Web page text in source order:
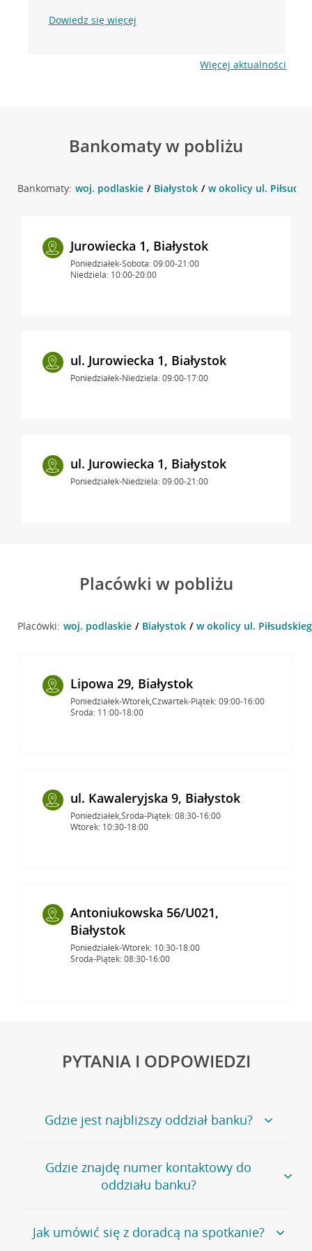
Dowiedz się więcej
Więcej aktualności
Bankomaty w pobliżu
Bankomaty: woj. podlaskie Białystok w okolicy ul.
Jurowiecka 1, Białystok
Poniedziałek-Sobota: 09:00-21:00
Niedziela: 10:00-20:00
ul. Jurowiecka 1, Białystok
Poniedziałek-Niedziela: 09:00-17:00
ul. Jurowiecka 1, Białystok
Poniedziałek-Niedziela: 09:00-21:00
Placówki w pobliżu
Placówki: woj. podlaskie Białystok w okolicy ul.
Lipowa 29, Białystok
Poniedziałek-Wtorek,Czwartek-Piątek: 09:00-16:00
Środa: 11:00-18:00
ul. Kawaleryjska 9, Białystok
Poniedziałek,Środa-Piątek: 08:30-16:00
Wtorek: 10:30-18:00
Antoniukowska 56/U021,
Białystok
Poniedziałek-Wtorek: 10:30-18:00
Środa-Piątek: 08:30-16:00
PYTANIA I ODPOWIEDZI
Gdzie jest najbliższy oddział banku?
Jeśli szukasz oddziału naszego banku, zapraszamy na
stronęPlacówki i bankomaty, na której znajduje się
wygodna wyszukiwarka.
oddziałów
Gdzie znajdę numer kontaktowy do
oddziału banku?
Bank Credit Agricole nie udostępnia ogólnego numeru
telefonu do placówki bankowej.
Jak umówić się z doradcą na spotkanie?